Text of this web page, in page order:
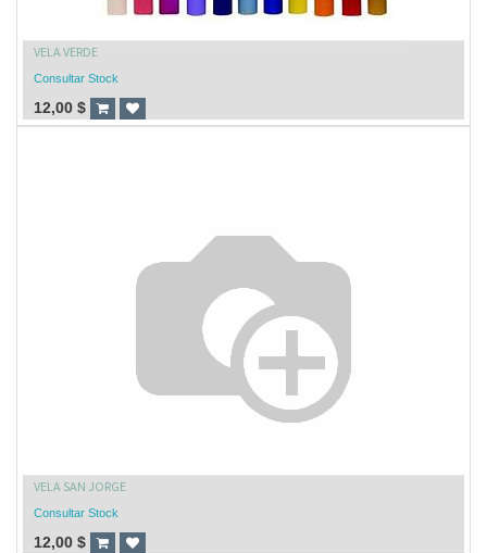
VELA VERDE
Consultar Stock
12,00 $
VELA SAN JORGE
Consultar Stock
12,00 $